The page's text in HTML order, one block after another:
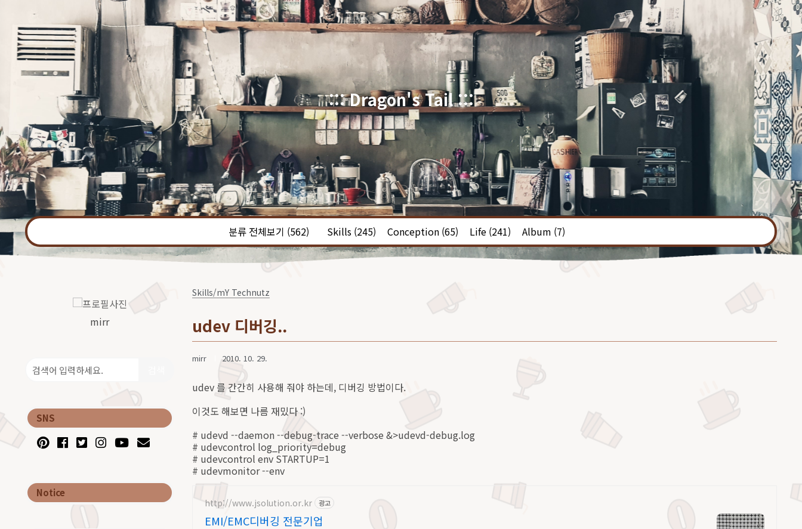
분류 전체보기 (562) Skills (245) Conception (65) Life (241) Album (7)
::: Dragon's Tail :::
mirr
SNS
Notice
Skills/mY Technutz
udev 디버깅..
mirr 2010. 10. 29.
udev 를 간간히 사용해 줘야 하는데, 디버깅 방법이다.
이것도 해보면 나름 재밌다 :)
# udevd --daemon --debug-trace --verbose &>udevd-debug.log
# udevcontrol log_priority=debug
# udevcontrol env STARTUP=1
# udevmonitor --env
http://www.jsolution.or.kr 광고
EMI/EMC디버깅 전문기업